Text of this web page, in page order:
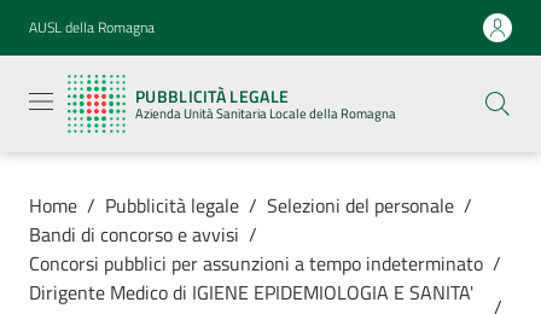
Vai al contenuto
Vai alla navigazione
Vai al footer
AUSL della Romagna
PUBBLICITÀ LEGALE
Azienda Unità Sanitaria Locale della Romagna
legale
Azienda
Unità
Locale della
Home / Pubblicità legale / Selezioni del personale /
Bandi di concorso e avvisi /
Concorsi pubblici per assunzioni a tempo indeterminato /
Dirigente Medico di IGIENE EPIDEMIOLOGIA E SANITA'
/